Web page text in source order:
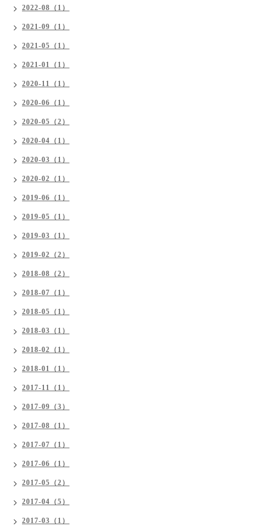
2022-08（1）
2021-09（1）
2021-05（1）
2021-01（1）
2020-11（1）
2020-06（1）
2020-05（2）
2020-04（1）
2020-03（1）
2020-02（1）
2019-06（1）
2019-05（1）
2019-03（1）
2019-02（2）
2018-08（2）
2018-07（1）
2018-05（1）
2018-03（1）
2018-02（1）
2018-01（1）
2017-11（1）
2017-09（3）
2017-08（1）
2017-07（1）
2017-06（1）
2017-05（2）
2017-04（5）
2017-03（1）